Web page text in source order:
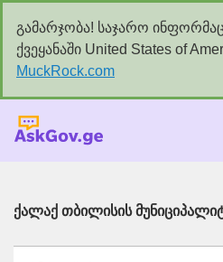
გამარჯობა! საჯარო
ქვეყანაში United States of
MuckRock.com
ქალაქ თბილისის